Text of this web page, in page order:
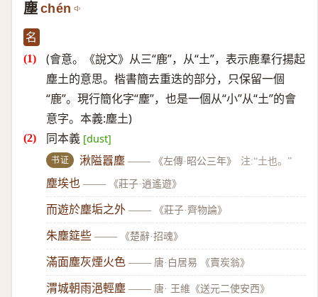
塵 chén
名
(會意。《說文》从三“鹿”，从“土”，表示鹿羣行揚起
塵土的意思。楷書簡去重迭的部分，只保留一個
“鹿”。現行簡化字“塵”，也是一個从“小”从“土”的會
意字。本義:塵土)
同本義 [dust]
书证 湫隘囂塵 —— 《左傳·昭公三年》 注:“土也。”
塵埃也 —— 《莊子·逍遙遊》
而遊於塵垢之外 —— 《莊子·齊物論》
朱塵筵些 —— 《楚辭·招魂》
滿面塵灰煙火色 —— 唐·白居易 《賣炭翁》
渭城朝雨浥輕塵 —— 唐· 王維《送元二使安西》